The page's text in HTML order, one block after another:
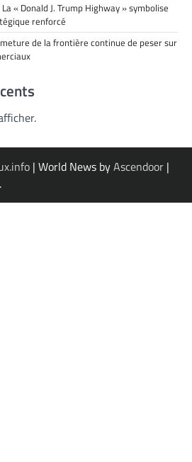
« Donald J. Trump Highway » symbolise
renforcé
de la frontière continue de peser sur
| World News byAscendoor |
.